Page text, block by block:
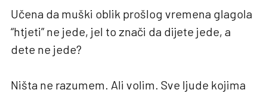
Učena da muški oblik prošlog vremena glagola
“htjeti” ne jede, jel to znači da dijete jede, a
dete ne jede?
Ništa ne razumem. Ali volim. Sve ljude kojima